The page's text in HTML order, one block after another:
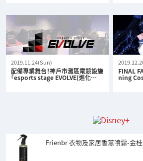
2019.11.24(Sun)
配備專業舞台！神戶市灘區電競設施
「esports stage EVOLVE(進化…
FINAL
ning
Frienbr 衣物及家居香薰噴霧-金